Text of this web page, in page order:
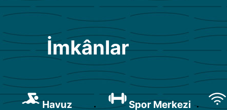
İmkânlar
Havuz Spor Merkezi